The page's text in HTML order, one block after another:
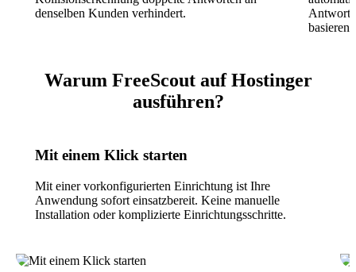
denselben Kunden verhindert.
Warum FreeScout auf Hostinger
ausführen?
Mit einem Klick starten
Mit einer vorkonfigurierten Einrichtung ist Ihre
Anwendung sofort einsatzbereit. Keine manuelle
Installation oder komplizierte Einrichtungsschritte.